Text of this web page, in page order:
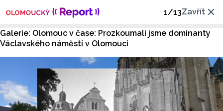
1/13Zavřít
Galerie: Olomouc v čase: Prozkoumali jsme dominanty
Václavského náměstí v Olomouci